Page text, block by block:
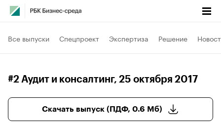
Все выпуски Спецпроект Экспертиза Решение
#2 Аудит и консалтинг, 25 октября 2017
Скачать выпуск (ПДФ, 0.6 Мб)